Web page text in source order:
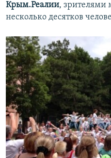
Крым.Реалии, зрителями
несколько десятков